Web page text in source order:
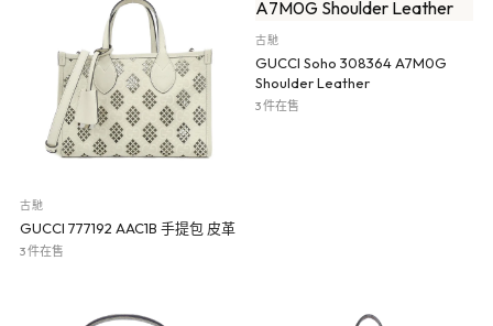
古馳
GUCCI 777192 AAC1B 手提包 皮革
3 件在售
古馳
GUCCI Soho 308364 A7M0G
Shoulder Leather
3 件在售